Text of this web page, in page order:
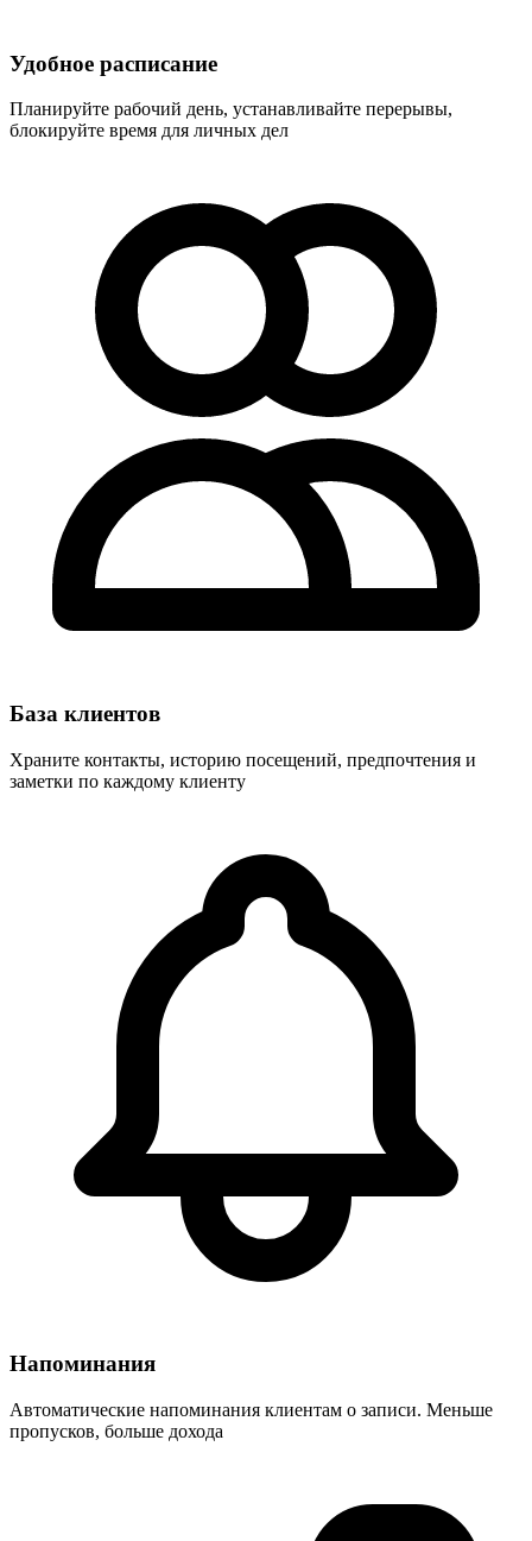
Удобное расписание
Планируйте рабочий день, устанавливайте перерывы,
блокируйте время для личных дел
База клиентов
Храните контакты, историю посещений, предпочтения и
заметки по каждому клиенту
Напоминания
Автоматические напоминания клиентам о записи. Меньше
пропусков, больше дохода